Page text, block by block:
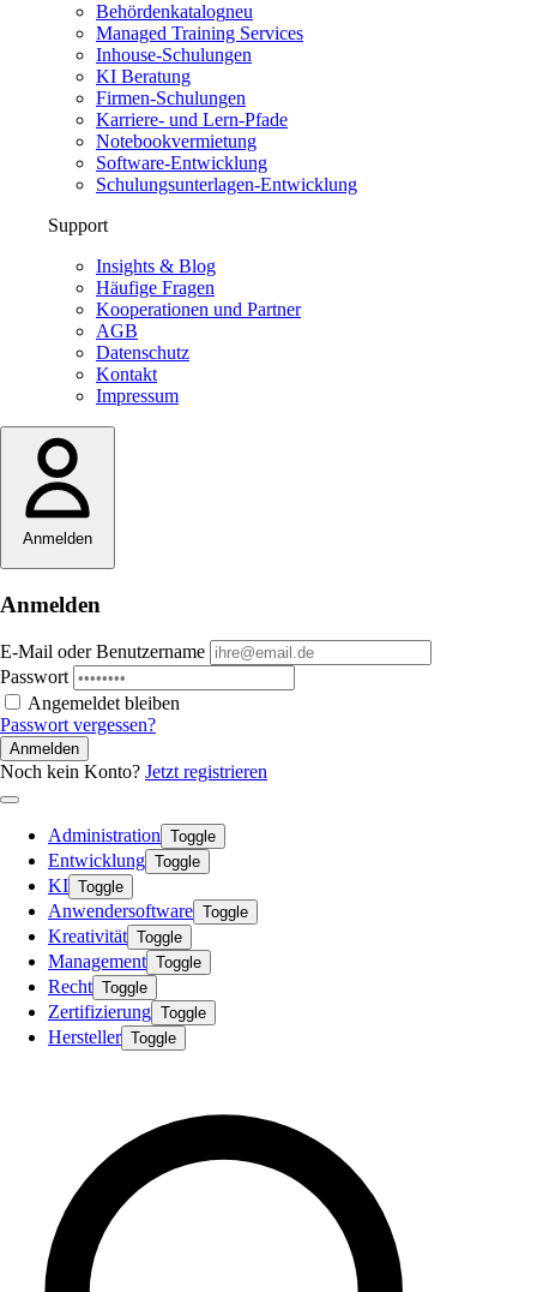
Behördenkatalogneu
Managed Training Services
Inhouse-Schulungen
KI Beratung
Firmen-Schulungen
Karriere- und Lern-Pfade
Notebookvermietung
Software-Entwicklung
Schulungsunterlagen-Entwicklung
Support
Insights & Blog
Häufige Fragen
Kooperationen und Partner
AGB
Datenschutz
Kontakt
Impressum
Anmelden
Anmelden
E-Mail oder Benutzername
Passwort
Angemeldet bleiben
Passwort vergessen?
Anmelden
Noch kein Konto? Jetzt registrieren
Administration Toggle
Entwicklung Toggle
KI Toggle
Anwendersoftware Toggle
Kreativität Toggle
Management Toggle
Recht Toggle
Zertifizierung Toggle
Hersteller Toggle